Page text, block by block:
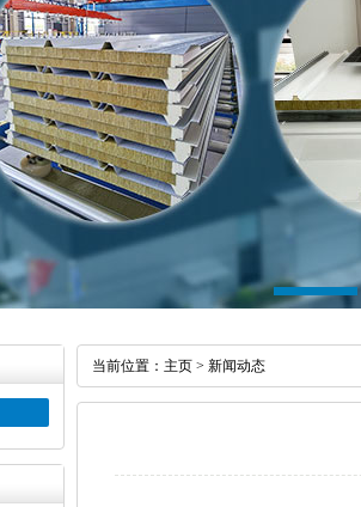
当前位置： 主页 > 新闻动态